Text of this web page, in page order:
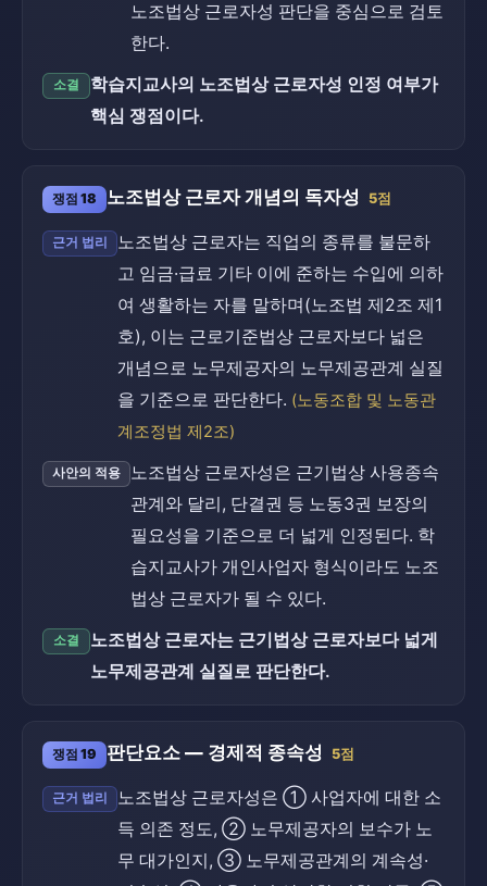
노조법상 근로자성 판단을 중심으로 검토
한다.
소결
학습지교사의 노조법상 근로자성 인정 여부가
핵심 쟁점이다.
쟁점 18 노조법상 근로자 개념의 독자성 5점
근거 법리
노조법상 근로자는 직업의 종류를 불문하
고 임금·급료 기타 이에 준하는 수입에 의하
여 생활하는 자를 말하며(노조법 제2조 제1
호), 이는 근로기준법상 근로자보다 넓은
개념으로 노무제공자의 노무제공관계 실질
을 기준으로 판단한다. (노동조합 및 노동관
계조정법 제2조)
사안의 적용
노조법상 근로자성은 근기법상 사용종속
관계와 달리, 단결권 등 노동3권 보장의
필요성을 기준으로 더 넓게 인정된다. 학
습지교사가 개인사업자 형식이라도 노조
법상 근로자가 될 수 있다.
소결
노조법상 근로자는 근기법상 근로자보다 넓게
노무제공관계 실질로 판단한다.
쟁점 19 판단요소 — 경제적 종속성 5점
근거 법리
노조법상 근로자성은 ① 사업자에 대한 소
득 의존 정도, ② 노무제공자의 보수가 노
무 대가인지, ③ 노무제공관계의 계속성·